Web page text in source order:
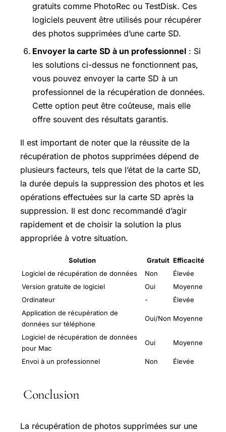
gratuits comme PhotoRec ou TestDisk. Ces
logiciels peuvent être utilisés pour récupérer
des photos supprimées d’une carte SD.
Envoyer la carte SD à un professionnel : Si
les solutions ci-dessus ne fonctionnent pas,
vous pouvez envoyer la carte SD à un
professionnel de la récupération de données.
Cette option peut être coûteuse, mais elle
offre souvent des résultats garantis.
Il est important de noter que la réussite de la
récupération de photos supprimées dépend de
plusieurs facteurs, tels que l’état de la carte SD,
la durée depuis la suppression des photos et les
opérations effectuées sur la carte SD après la
suppression. Il est donc recommandé d’agir
rapidement et de choisir la solution la plus
appropriée à votre situation.
Solution Gratuit Efficacité
Logiciel de récupération de données
Non
Élevée
Version gratuite de logiciel
Oui
Moyenne
Ordinateur
-
Élevée
Application de récupération de
données sur téléphone
Oui/Non Moyenne
Logiciel de récupération de données
pour Mac
Oui Moyenne
Envoi à un professionnel Non Élevée
Conclusion
La récupération de photos supprimées sur une